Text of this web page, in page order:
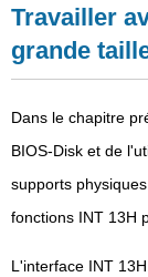
Travailler
grande
Dans le chapitre
BIOS-Disk et de
supports
fonctions INT 13H
L'interface INT